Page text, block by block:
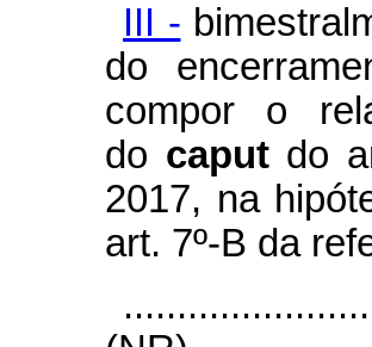
III -
do
compor o
do caputdo
2017, na
art. 7º-B da